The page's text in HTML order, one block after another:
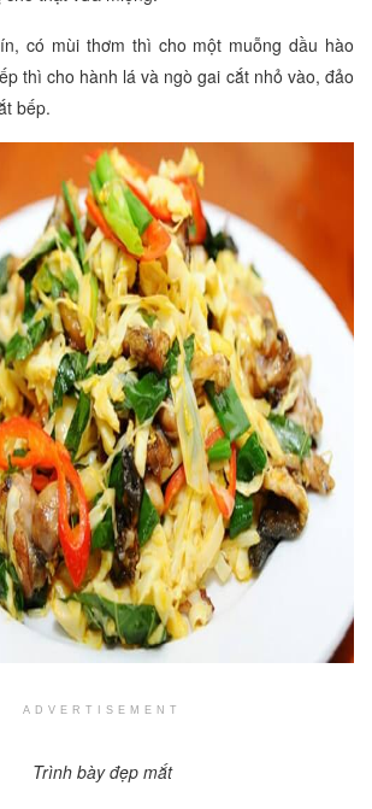
có mùi thơm thì cho một muỗng dầu hào
thì cho hành lá và ngò gai cắt nhỏ vào, đảo
bếp.
ADVERTISEMENT
Trình bày đẹp mắt